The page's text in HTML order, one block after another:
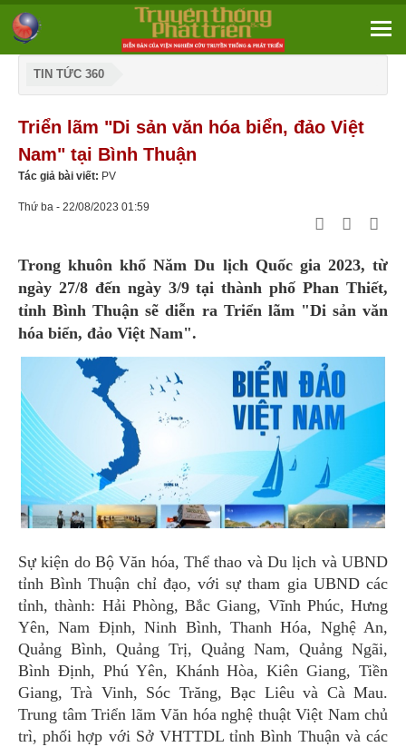
TIN TỨC 360
Triển lãm "Di sản văn hóa biển, đảo Việt
Nam" tại Bình Thuận
Tác giả bài viết: PV
Thứ ba - 22/08/2023 01:59
Trong khuôn khổ Năm Du lịch Quốc gia 2023, từ
ngày 27/8 đến ngày 3/9 tại thành phố Phan Thiết,
tỉnh Bình Thuận sẽ diễn ra Triển lãm "Di sản văn
hóa biển, đảo Việt Nam".
Sự kiện do Bộ Văn hóa, Thể thao và Du lịch và UBND
tỉnh Bình Thuận chỉ đạo, với sự tham gia UBND các
tỉnh, thành: Hải Phòng, Bắc Giang, Vĩnh Phúc, Hưng
Yên, Nam Định, Ninh Bình, Thanh Hóa, Nghệ An,
Quảng Bình, Quảng Trị, Quảng Nam, Quảng Ngãi,
Bình Định, Phú Yên, Khánh Hòa, Kiên Giang, Tiền
Giang, Trà Vinh, Sóc Trăng, Bạc Liêu và Cà Mau.
Trung tâm Triển lãm Văn hóa nghệ thuật Việt Nam chủ
trì, phối hợp với Sở VHTTDL tỉnh Bình Thuận và các